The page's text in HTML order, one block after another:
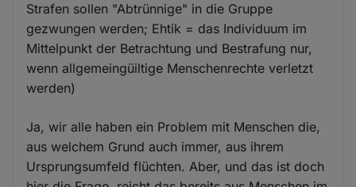
Strafen sollen "Abtrünnige" in die Gruppe
gezwungen werden; Ehtik = das Individuum im
Mittelpunkt der Betrachtung und Bestrafung nur,
wenn allgemeingüiltige Menschenrechte verletzt
werden)
Ja, wir alle haben ein Problem mit Menschen die,
aus welchem Grund auch immer, aus ihrem
Ursprungsumfeld flüchten. Aber, und das ist doch